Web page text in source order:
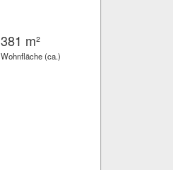
381 m²
Wohnfläche (ca.)